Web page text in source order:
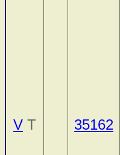
V T 35162